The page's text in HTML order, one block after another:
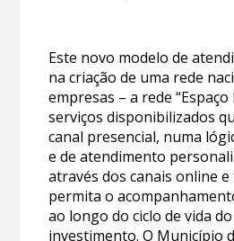
Este novo modelo de
na criação de uma rede
empresas – a rede “Espaço
serviços disponibilizados
canal presencial, numa
e de atendimento
através dos canais online
permita o
ao longo do ciclo de vida
investimento. O Município